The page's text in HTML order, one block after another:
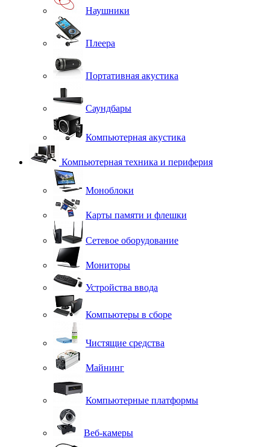
Наушники
Плеера
Портативная акустика
Саундбары
Компьютерная акустика
Компьютерная техника и периферия
Моноблоки
Карты памяти и флешки
Сетевое оборудование
Мониторы
Устройства ввода
Компьютеры в сборе
Чистящие средства
Майнинг
Компьютерные платформы
Веб-камеры